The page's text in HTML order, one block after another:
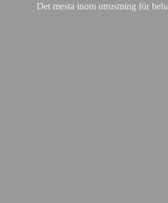
Det mesta inom utrustning för